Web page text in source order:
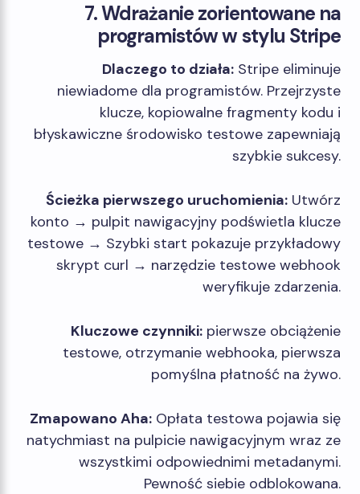
7. Wdrażanie zorientowane na
programistów w stylu Stripe
Dlaczego to działa: Stripe eliminuje
niewiadome dla programistów. Przejrzyste
klucze, kopiowalne fragmenty kodu i
błyskawiczne środowisko testowe zapewniają
szybkie sukcesy.
Ścieżka pierwszego uruchomienia: Utwórz
konto → pulpit nawigacyjny podświetla klucze
testowe → Szybki start pokazuje przykładowy
skrypt curl → narzędzie testowe webhook
weryfikuje zdarzenia.
Kluczowe czynniki: pierwsze obciążenie
testowe, otrzymanie webhooka, pierwsza
pomyślna płatność na żywo.
Zmapowano Aha: Opłata testowa pojawia się
natychmiast na pulpicie nawigacyjnym wraz ze
wszystkimi odpowiednimi metadanymi.
Pewność siebie odblokowana.